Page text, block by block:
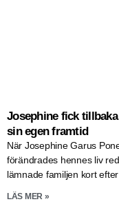
Josephine fick
sin egen framtid
När Josephine Garus
förändrades hennes liv
lämnade familjen kort
LÄS MER »